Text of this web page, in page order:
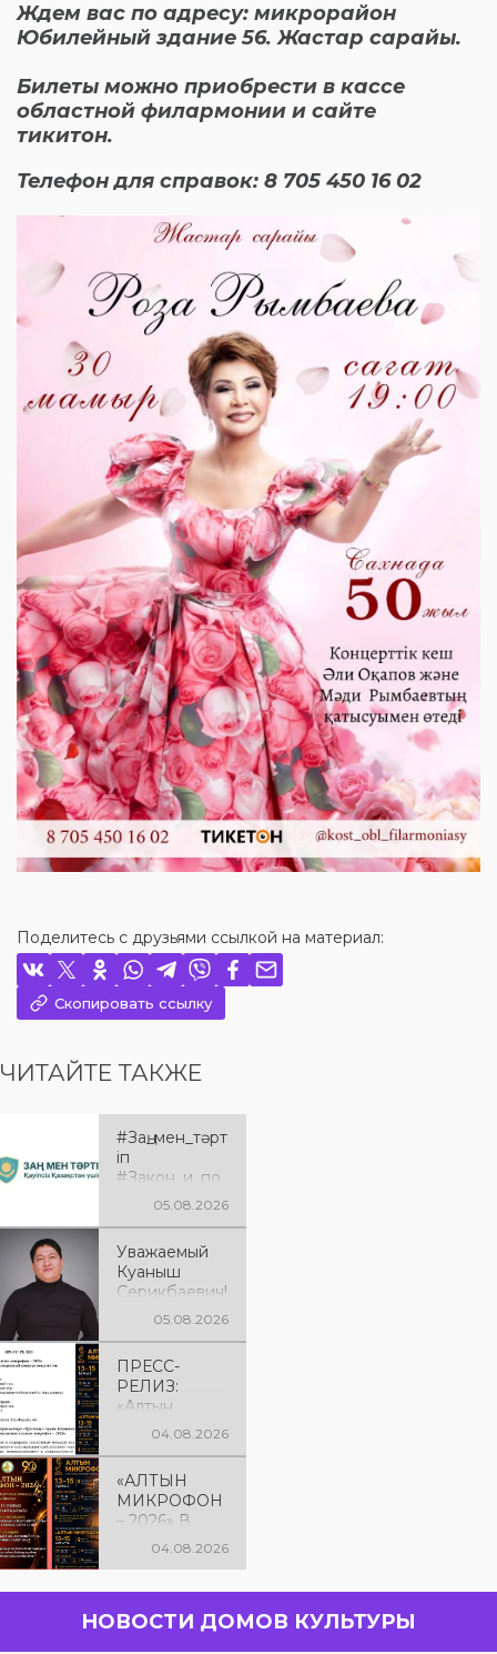
Ждем вас по адресу: микрорайон
Юбилейный здание 56. Жастар сарайы.
Билеты можно приобрести в кассе
областной филармонии и сайте
тикитон.
Телефон для справок: 8 705 450 16 02
Поделитесь с друзьями ссылкой на материал:
Скопировать ссылку
ЧИТАЙТЕ ТАКЖЕ
#Заң_мен_тәрт
іп
#Закон_и_по
рядок05.08.2026
Уважаемый
Куаныш
Серикбаевич!
От всей
Вас с днём
рождения!
05.08.2026
ПРЕСС-
РЕЛИЗ:
«Алтын
микрофон –
ный конкурс
вокалистов
04.08.2026
«АЛТЫН
МИКРОФОН
– 2026» В
КОСТАНАЕ! С
Костанае
04.08.2026
НОВОСТИ ДОМОВ КУЛЬТУРЫ